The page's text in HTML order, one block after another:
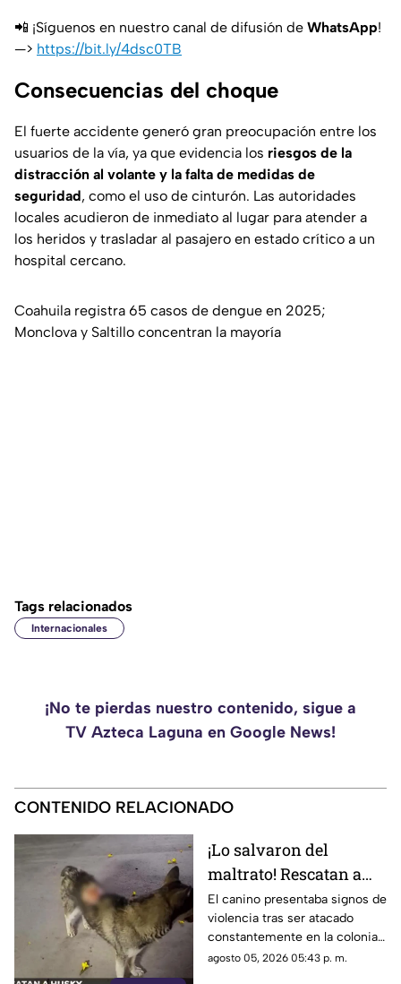
📲 ¡Síguenos en nuestro canal de difusión de WhatsApp!
—> https://bit.ly/4dsc0TB
Consecuencias del choque
El fuerte accidente generó gran preocupación entre los
usuarios de la vía, ya que evidencia los riesgos de la
distracción al volante y la falta de medidas de
seguridad, como el uso de cinturón. Las autoridades
locales acudieron de inmediato al lugar para atender a
los heridos y trasladar al pasajero en estado crítico a un
hospital cercano.
Coahuila registra 65 casos de dengue en 2025;
Monclova y Saltillo concentran la mayoría
Tags relacionados
Internacionales
¡No te pierdas nuestro contenido, sigue a
TV Azteca Laguna en Google News!
CONTENIDO RELACIONADO
¡Lo salvaron del
maltrato! Rescatan a
perrito Husky que era
agredido por jóvenes
en Torreón
El canino presentaba signos de
violencia tras ser atacado
constantemente en la colonia
Lázaro Cárdenas. Fue
agosto 05, 2026 05:43 p. m.